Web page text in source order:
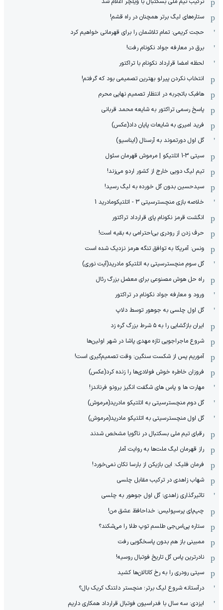
ستاره‌های لیگ برتر همچنان در راه قشم!
حجت کریمی: تمام تلاشمان را برای قهرمانی خواهیم کرد
برق در معارفه جواد نکونام رفت!
لحظه امضا قرارداد نکونام با تراکتور
انتخاب نکردن پیرلو بهترین تصمیمی بود که گرفتم!
هافبک باتجربه در انتظار تصمیم نهایی محرم
پاسخ رسمی تراکتور به شایعه محمد قربانی
فرید امیری به شایعات پایان داد(عکس)
گل اول دورتموند به آرسنال (ایناسیو)
سیتی 3-1 اتلتیکو | مرموش قهرمان سئول
تیم لیگ دویی خارج از کشور اردو می‌زند!
سیدحسین بدون گل خورده به لیگ رسید!
خلاصه بازی منچسترسیتی 3 - اتلتیکومادرید 1
انگشت قرمز نکونام پای قرارداد تراکتور
حرف زدن از رودری بی‌احترامی به بقیه است!
ونس: آمریکا به توافق تنگه هرمز نزدیک شده است
گل سوم منچسترسیتی به اتلتیکو مادرید(آیت نوری)
راه حل هوش مصنوعی برای معضل بزرگ رئال
ورود و معارفه جواد نکونام در تراکتور
گل اول چلسی به جوهور توسط دلاپ
ایران بازگشایی را به ۵ شرط بزرگ گره زد
شروع ماجراجویی تازه مهدی پاشا در شهر اولین‌ها
آموریم پس از شکست سنگین: وقت تصمیم‌گیری است!
فروزان خاطره خوش فولادی‌ها را زنده کرد(عکس)
مهارت ها و پاس های شگفت انگیز برونو فرناندز!
گل دوم منچسترسیتی به اتلتیکو مادرید(مرموش)
گل اول منچسترسیتی به اتلتیکو مادرید(مرموش)
رقبای تیم ملی بسکتبال در ناگویا مشخص‌ شدند
راز قهرمان لیگ ملت‌ها به روایت آمار
فرمان فلیک: این بازیکن از بارسا تکان نمی‌خورد!
شهاب زاهدی در ترکیب مقابل چلسی
تاثیرگذاری زاهدی؛ گل اول جوهور به چلسی
چپ‌پای پرسپولیس: خداحافظ عشق من!
ستاره پی‌اس‌جی طلسم توپ طلا را می‌شکند؟
ممبینی باز هم بدون پاسخگویی رفت
نادر‌ترین پاس گل تاریخ فوتبال روسیه!
سیتی رودری را به رخ کاتالان‌ها کشید
درآستانه شروع لیگ برتر؛ منچستر دلتنگ کریک بال؟
ایزدی: سه سال با فدراسیون فوتبال قرارداد همکاری داریم